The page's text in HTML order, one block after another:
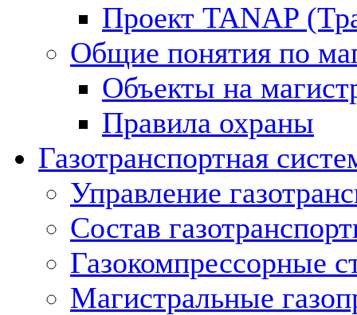
Проект TANAP
Общие понятия по
Объекты на
Правила охраны
Газотранспортная
Управление
Состав
Газокомпрессорные
Магистральные